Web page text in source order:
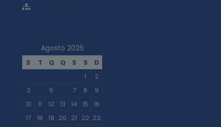
Agosto 2026
S T Q Q S S
D
1
2
3
5 7 8
9
10
11 12 13 14 15
16
17
18 19 20 21 22 23